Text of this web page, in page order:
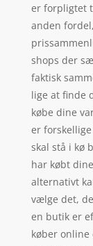
er forpligtet
anden
shops der
faktisk
lige at finde
købe dine
er
skal stå i kø
har købt
alternativt
vælge det,
en butik er
køber online